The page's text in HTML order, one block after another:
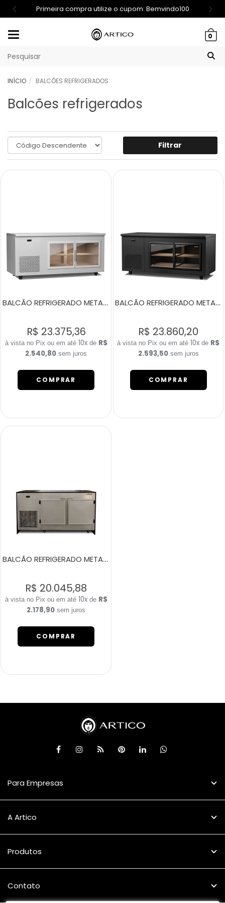
Primeira compra utilize o cupom: Bemvindo100
0
INÍCIO BALCÕES REFRIGERADOS
Balcões refrigerados
Filtrar
BALCÃO REFRIGERADO METALIC HOME BRANCO 2 PORTAS DE VIDRO E LED
R$ 23.375,36
10xde R$
2.540,80 sem juros
COMPRAR
BALCÃO REFRIGERADO METALIC HOME PRETO 2 PORTAS DE VIDRO E LED
R$ 23.860,20
10x de R$
2.593,50sem juros
COMPRAR
BALCÃO REFRIGERADO METALIC EM INOX 2 PORTAS
R$ 20.045,88
10xde R$
2.178,90 sem juros
COMPRAR
Para Empresas
A Artico
Produtos
Contato